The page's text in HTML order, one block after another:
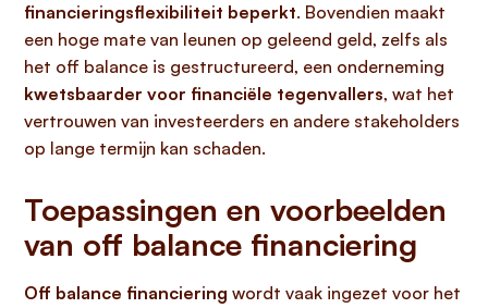
financieringsflexibiliteit beperkt. Bovendien maakt
een hoge mate van leunen op geleend geld, zelfs als
het off balance is gestructureerd, een onderneming
kwetsbaarder voor financiële tegenvallers, wat het
vertrouwen van investeerders en andere stakeholders
op lange termijn kan schaden.
Toepassingen en voorbeelden
van off balance financiering
Off balance financiering wordt vaak ingezet voor het